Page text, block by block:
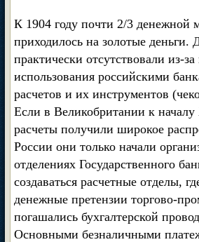
К 1904 году почти 2/3 денежной
приходилось на золотые деньги.
практически отсутствовали из-за
использования российскими
расчетов и их инструментов
Если в Великобритании к началу
расчеты получили широкое
России они только начали
отделениях Государственного
создаваться расчетные отделы,
денежные претензии торгово-
погашались бухгалтерской
Основными безналичными